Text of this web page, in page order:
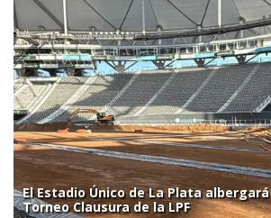
El Estadio Único de La Plata
Torneo Clausura de la LPF